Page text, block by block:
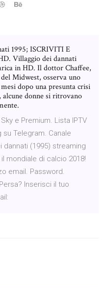
1995; ISCRIVITI E
Villaggio dei dannati
in HD. Il dottor Chaffee,
Midwest, osserva uno
dopo una presunta crisi
donne si ritrovano
e Premium. Lista IPTV
su Telegram. Canale
dannati (1995) streaming
mondiale di calcio 2018!
email. Password.
Inserisci il tuo